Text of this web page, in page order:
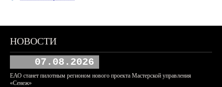
НОВОСТИ
07.08.2026
ЕАО станет пилотным регионом нового проекта Мастерской управления
«Сенеж»